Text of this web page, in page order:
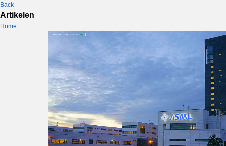
Back
Artikelen
Home